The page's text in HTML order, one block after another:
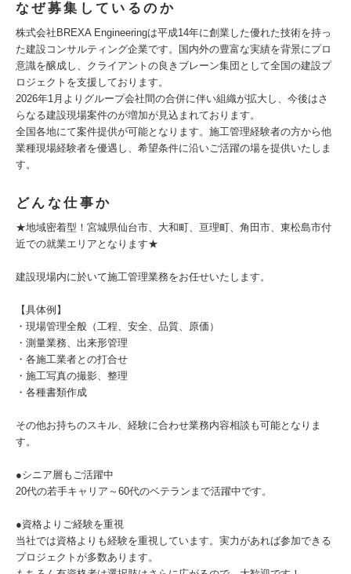
なぜ募集しているのか
株式会社BREXA Engineeringは平成14年に創業した優れた技術を持っ
た建設コンサルティング企業です。国内外の豊富な実績を背景にプロ
意識を醸成し、クライアントの良きブレーン集団として全国の建設プ
ロジェクトを支援しております。
2026年1月よりグループ会社間の合併に伴い組織が拡大し、今後はさ
らなる建設現場案件のが増加が見込まれております。
全国各地にて案件提供が可能となります。施工管理経験者の方から他
業種現場経験者を優遇し、希望条件に沿いご活躍の場を提供いたしま
す。
どんな仕事か
★地域密着型！宮城県仙台市、大和町、亘理町、角田市、東松島市付
近での就業エリアとなります★
建設現場内に於いて施工管理業務をお任せいたします。
【具体例】
・現場管理全般（工程、安全、品質、原価）
・測量業務、出来形管理
・各施工業者との打合せ
・施工写真の撮影、整理
・各種書類作成
その他お持ちのスキル、経験に合わせ業務内容相談も可能となりま
す。
●シニア層もご活躍中
20代の若手キャリア～60代のベテランまで活躍中です。
●資格よりご経験を重視
当社では資格よりも経験を重視しています。実力があれば参加できる
プロジェクトが多数あります。